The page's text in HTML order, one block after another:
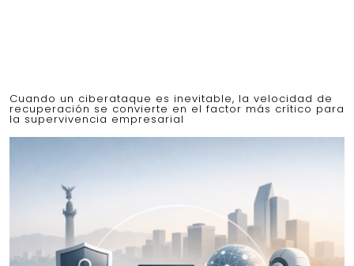
Cuando un ciberataque es inevitable, la velocidad de
recuperación se convierte en el factor más crítico para
la supervivencia empresarial